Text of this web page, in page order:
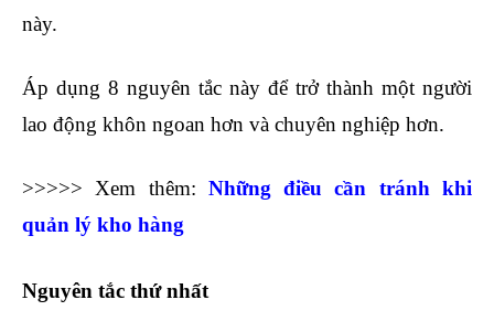
này.
Áp dụng 8 nguyên tắc này để trở thành một người
lao động khôn ngoan hơn và chuyên nghiệp hơn.
>>>>> Xem thêm: Những điều cần tránh khi
quản lý kho hàng
Nguyên tắc thứ nhất